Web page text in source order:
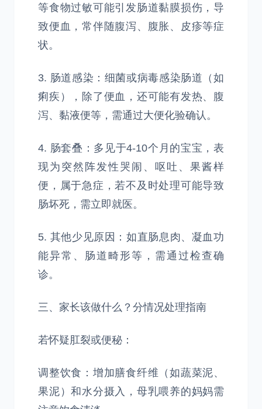
等食物过敏可能引发肠道黏膜损伤，导
致便血，常伴随腹泻、腹胀、皮疹等症
状。
3. 肠道感染：细菌或病毒感染肠道（如
痢疾），除了便血，还可能有发热、腹
泻、黏液便等，需通过大便化验确认。
4. 肠套叠：多见于4-10个月的宝宝，表
现为突然阵发性哭闹、呕吐、果酱样
便，属于急症，若不及时处理可能导致
肠坏死，需立即就医。
5. 其他少见原因：如直肠息肉、凝血功
能异常、肠道畸形等，需通过检查确
诊。
三、家长该做什么？分情况处理指南
若怀疑肛裂或便秘：
调整饮食：增加膳食纤维（如蔬菜泥、
果泥）和水分摄入，母乳喂养的妈妈需